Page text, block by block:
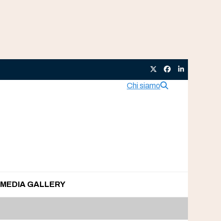
TwitterFacebook
LinkedIn
Chi siamo
MEDIA GALLERY